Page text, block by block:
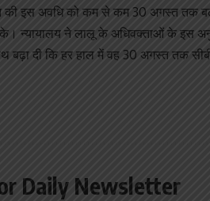
की इस अवधि को कम से कम 30 अगस्त तक
न्यायालय ने लालू के अधिवक्ताओं के इस
दी कि हर हाल में वह 30 अगस्त तक
Daily Newsletter